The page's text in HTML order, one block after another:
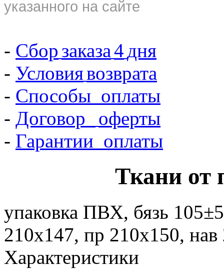
указанного на сайте
- Сбор заказа4дня
- Условиявозврата
- Способы оплаты
- Договор
оферты
- Гарантии оплаты
Ткани от
упаковка ПВХ, бязь
210х147, пр 210х150,
Характеристики